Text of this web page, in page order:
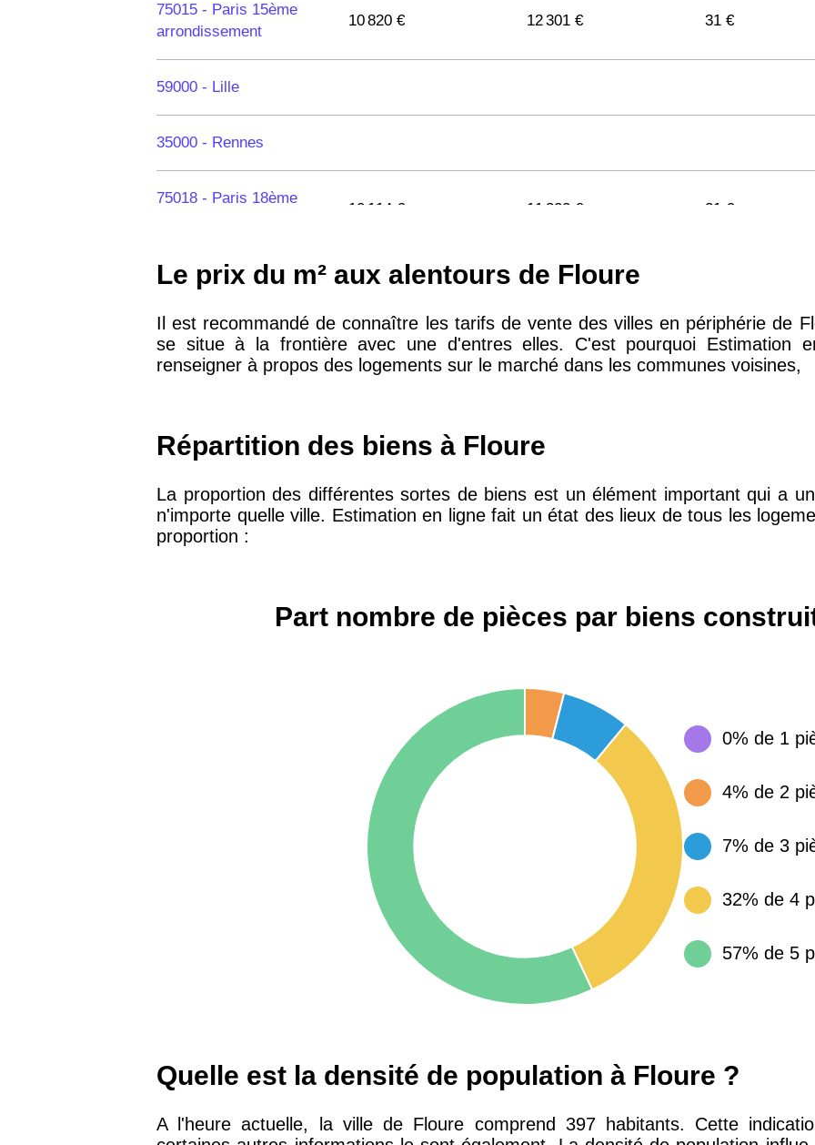
75015 - Paris 15ème
arrondissement
10 820 € 12 301 € 31 €
59000 - Lille
35000 - Rennes
75018 - Paris 18ème
10 114 € 11 322 € 31 €
75020 - Paris 20ème
9 623 € 11 141 €
75019 -Paris 19ème
arrondissement
9 231 € 10 415 € 28 €
51100 -
75013 -
Paris 13ème
arrondissement
10 073 € 11 085 € 30 €
Saint-Étienne 1 404 € 2 013 € 10 €
12 687 €
12 145 €
3 018 €
2 917 € 14 €
Le prix du m² aux alentours de Floure
Il est recommandé de connaître les tarifs de vente des villes en périphérie de
se situe à la frontière avec une d'entres elles. C'est pourquoi Estimation
renseigner à propos des logements sur le marché dans les communes voisines,
Répartition des biens à Floure
La proportion des différentes sortes de biens est un élément important qui a
n'importe quelle ville. Estimation en ligne fait un état des lieux de tous les
proportion :
Part nombre de pièces par biens
0% de 1
4% de 2
7% de 3
32% de 4
57% de 5
Quelle est la densité de population à Floure ?
A l'heure actuelle, la ville de Floure comprend 397 habitants. Cette